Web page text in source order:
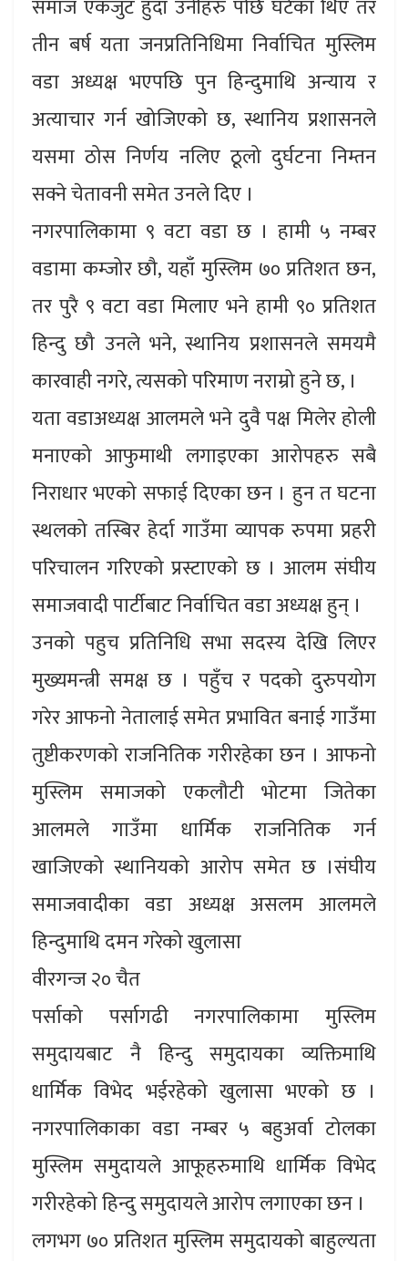
समाज एकजुट हुदाँ उनीहरु पछि घटेका थिए तर
तीन बर्ष यता जनप्रतिनिधिमा निर्वाचित मुस्लिम
वडा अध्यक्ष भएपछि पुन हिन्दुमाथि अन्याय र
अत्याचार गर्न खोजिएको छ, स्थानिय प्रशासनले
यसमा ठोस निर्णय नलिए ठूलो दुर्घटना निम्तन
सक्ने चेतावनी समेत उनले दिए ।
नगरपालिकामा ९ वटा वडा छ । हामी ५ नम्बर
वडामा कम्जोर छौ, यहाँ मुस्लिम ७० प्रतिशत छन,
तर पुरै ९ वटा वडा मिलाए भने हामी ९० प्रतिशत
हिन्दु छौ उनले भने, स्थानिय प्रशासनले समयमै
कारवाही नगरे, त्यसको परिमाण नराम्रो हुने छ, ।
यता वडाअध्यक्ष आलमले भने दुवै पक्ष मिलेर होली
मनाएको आफुमाथी लगाइएका आरोपहरु सबै
निराधार भएको सफाई दिएका छन । हुन त घटना
स्थलको तस्बिर हेर्दा गाउँमा व्यापक रुपमा प्रहरी
परिचालन गरिएको प्रस्टाएको छ । आलम संघीय
समाजवादी पार्टीबाट निर्वाचित वडा अध्यक्ष हुन् ।
उनको पहुच प्रतिनिधि सभा सदस्य देखि लिएर
मुख्यमन्त्री समक्ष छ । पहुँच र पदको दुरुपयोग
गरेर आफनो नेतालाई समेत प्रभावित बनाई गाउँमा
तुष्टीकरणको राजनितिक गरीरहेका छन । आफनो
मुस्लिम समाजको एकलौटी भोटमा जितेका
आलमले गाउँमा धार्मिक राजनितिक गर्न
खाजिएको स्थानियको आरोप समेत छ ।संघीय
समाजवादीका वडा अध्यक्ष असलम आलमले
हिन्दुमाथि दमन गरेको खुलासा
वीरगन्ज २० चैत
पर्साको पर्सागढी नगरपालिकामा मुस्लिम
समुदायबाट नै हिन्दु समुदायका व्यक्तिमाथि
धार्मिक विभेद भईरहेको खुलासा भएको छ ।
नगरपालिकाका वडा नम्बर ५ बहुअर्वा टोलका
मुस्लिम समुदायले आफूहरुमाथि धार्मिक विभेद
गरीरहेको हिन्दु समुदायले आरोप लगाएका छन ।
लगभग ७० प्रतिशत मुस्लिम समुदायको बाहुल्यता